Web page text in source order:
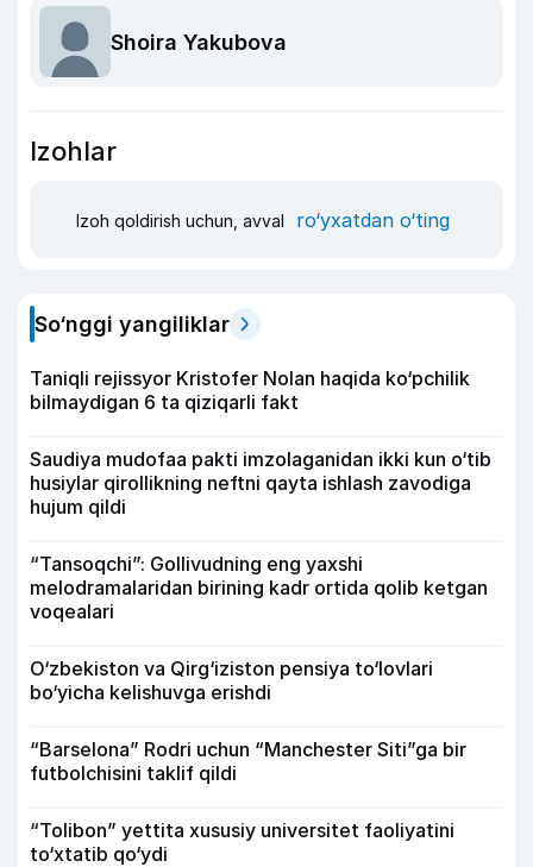
Shoira Yakubova
Izohlar
Izoh qoldirish uchun, avval ro‘yxatdan o‘ting
So‘nggi yangiliklar
Taniqli rejissyor Kristofer Nolan haqida ko‘pchilik
bilmaydigan 6 ta qiziqarli fakt
Saudiya mudofaa pakti imzolaganidan ikki kun o‘tib
husiylar qirollikning neftni qayta ishlash zavodiga
hujum qildi
“Tansoqchi”: Gollivudning eng yaxshi
melodramalaridan birining kadr ortida qolib ketgan
voqealari
O‘zbekiston va Qirg‘iziston pensiya to‘lovlari
bo‘yicha kelishuvga erishdi
“Barselona” Rodri uchun “Manchester Siti”ga bir
futbolchisini taklif qildi
“Tolibon” yettita xususiy universitet faoliyatini
to‘xtatib qo‘ydi